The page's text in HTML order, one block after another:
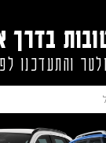
בדרך
והתעדכנו